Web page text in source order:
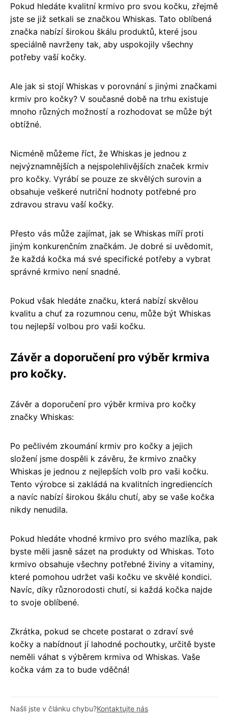
Pokud hledáte kvalitní krmivo pro svou kočku, zřejmě
jste se již setkali se značkou Whiskas. Tato oblíbená
značka nabízí širokou škálu produktů, které jsou
speciálně navrženy tak, aby uspokojily všechny
potřeby vaší kočky.
Ale jak si stojí Whiskas v porovnání s jinými značkami
krmiv pro kočky? V současné době na trhu existuje
mnoho různých možností a rozhodovat se může být
obtížné.
Nicméně můžeme říct, že Whiskas je jednou z
nejvýznamnějších a nejspolehlivějších značek krmiv
pro kočky. Vyrábí se pouze ze skvělých surovin a
obsahuje veškeré nutriční hodnoty potřebné pro
zdravou stravu vaší kočky.
Přesto vás může zajímat, jak se Whiskas míří proti
jiným konkurenčním značkám. Je dobré si uvědomit,
že každá kočka má své specifické potřeby a vybrat
správné krmivo není snadné.
Pokud však hledáte značku, která nabízí skvělou
kvalitu a chuť za rozumnou cenu, může být Whiskas
tou nejlepší volbou pro vaši kočku.
Závěr a doporučení pro výběr krmiva
pro kočky.
Závěr a doporučení pro výběr krmiva pro kočky
značky Whiskas:
Po pečlivém zkoumání krmiv pro kočky a jejich
složení jsme dospěli k závěru, že krmivo značky
Whiskas je jednou z nejlepších volb pro vaši kočku.
Tento výrobce si zakládá na kvalitních ingrediencích
a navíc nabízí širokou škálu chutí, aby se vaše kočka
nikdy nenudila.
Pokud hledáte vhodné krmivo pro svého mazlíka, pak
byste měli jasně sázet na produkty od Whiskas. Toto
krmivo obsahuje všechny potřebné živiny a vitaminy,
které pomohou udržet vaši kočku ve skvělé kondici.
Navíc, díky různorodosti chutí, si každá kočka najde
to svoje oblíbené.
Zkrátka, pokud se chcete postarat o zdraví své
kočky a nabídnout jí lahodné pochoutky, určitě byste
neměli váhat s výběrem krmiva od Whiskas. Vaše
kočka vám za to bude vděčná!
Našli jste v článku chybu?Kontaktujte nás